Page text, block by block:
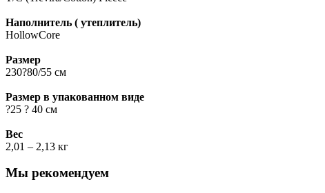
Наполнитель ( утеплитель)
HollowCore
Размер
230?80/55 см
Размер в упакованном виде
?25 ? 40 см
Вес
2,01 – 2,13 кг
Мы рекомендуем